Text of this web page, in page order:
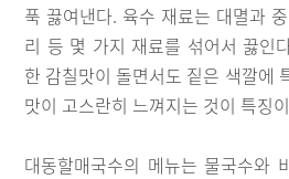
푹 끓여낸다. 육수 재료는 대멸과
리 등 몇 가지 재료를 섞어서 끓인
한 감칠맛이 돌면서도 짙은 색깔에
맛이 고스란히 느껴지는 것이 특징
대동할매국수의 메뉴는 물국수와